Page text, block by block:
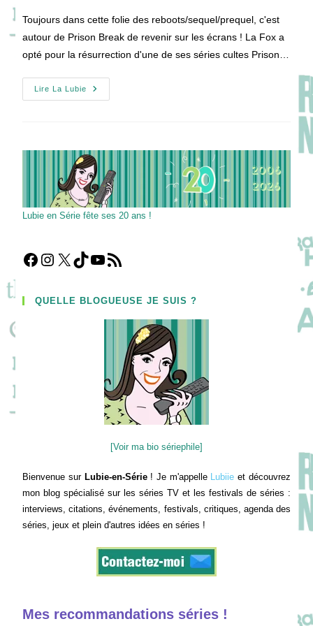
publication :
Toujours dans cette folie des reboots/sequel/prequel, c'est
autour de Prison Break de revenir sur les écrans ! La Fox a
opté pour la résurrection d'une de ses séries cultes Prison…
Lire La Lubie
Prison
Break
Case
Prison
!
Lubie en Série fête ses 20 ans !
Facebook
Instagram
X TikTokYouTube
Flux RSS
QUELLE BLOGUEUSE JE SUIS ?
[Voir ma bio sériephile]
Bienvenue sur Lubie-en-Série! Je m'appelle Lubiie et découvrez
mon blog spécialisé sur les séries TV et les festivals de séries :
interviews, citations, événements, festivals, critiques, agenda des
séries, jeux et plein d'autres idées en séries !
Mes recommandations séries !